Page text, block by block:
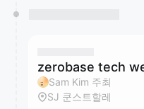
zerobase tech
Sam Kim 주최
SJ 쿤스트할레